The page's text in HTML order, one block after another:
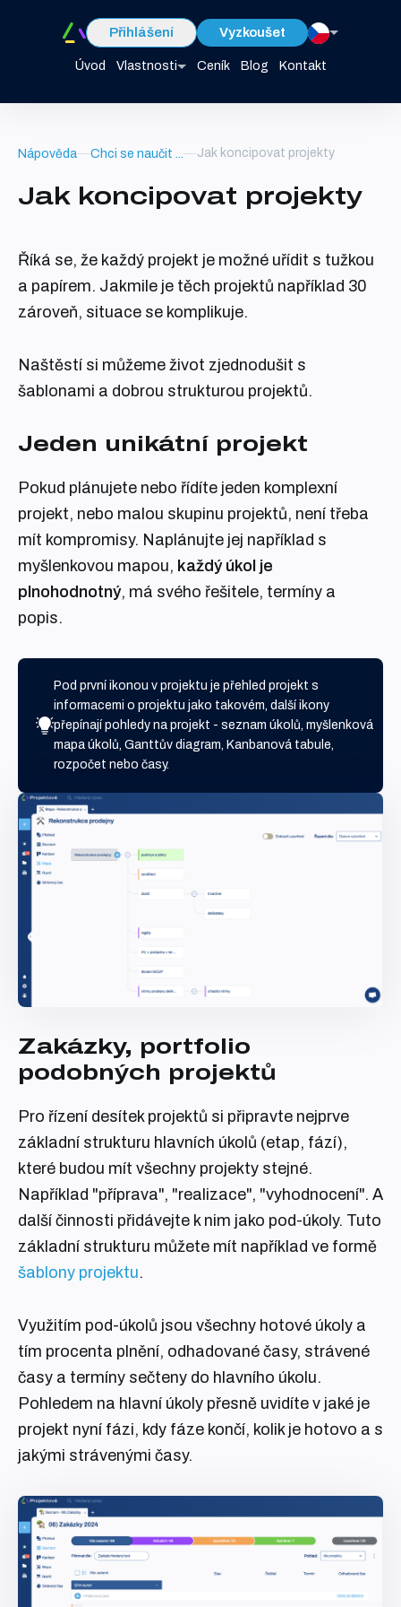
Úvod Vlastnosti Ceník Blog Kontakt
Přihlášení Vyzkoušet
Nápověda Chci se naučit ... Jak koncipovat projekty
Jak koncipovat projekty
Říká se, že každý projekt je možné uřídit s tužkou
a papírem. Jakmile je těch projektů například 30
zároveň, situace se komplikuje.
Naštěstí si můžeme život zjednodušit s
šablonami a dobrou strukturou projektů.
Jeden unikátní projekt
Pokud plánujete nebo řídíte jeden komplexní
projekt, nebo malou skupinu projektů, není třeba
mít kompromisy. Naplánujte jej například s
myšlenkovou mapou, každý úkol je
plnohodnotný, má svého řešitele, termíny a
popis.
Pod první ikonou v projektu je přehled projekt s
informacemi o projektu jako takovém, další ikony
přepínají pohledy na projekt - seznam úkolů, myšlenková
mapa úkolů, Ganttův diagram, Kanbanová tabule,
rozpočet nebo časy.
Zakázky, portfolio
podobných projektů
Pro řízení desítek projektů si připravte nejprve
základní strukturu hlavních úkolů (etap, fází),
které budou mít všechny projekty stejné.
Například "příprava", "realizace", "vyhodnocení". A
další činnosti přidávejte k nim jako pod-úkoly. Tuto
základní strukturu můžete mít například ve formě
šablony projektu.
Využitím pod-úkolů jsou všechny hotové úkoly a
tím procenta plnění, odhadované časy, strávené
časy a termíny sečteny do hlavního úkolu.
Pohledem na hlavní úkoly přesně uvidíte v jaké je
projekt nyní fázi, kdy fáze končí, kolik je hotovo a s
jakými strávenými časy.